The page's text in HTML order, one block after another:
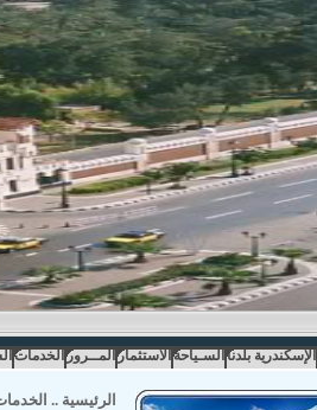
الإسكندرية بلدنا السـياحة الاستثمار المــرور الخدمات
الرئيسية ..